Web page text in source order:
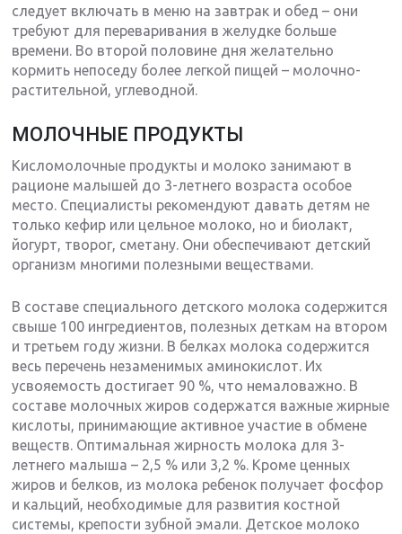
следует включать в меню на завтрак и обед – они
требуют для переваривания в желудке больше
времени. Во второй половине дня желательно
кормить непоседу более легкой пищей – молочно-
растительной, углеводной.
МОЛОЧНЫЕ ПРОДУКТЫ
Кисломолочные продукты и молоко занимают в
рационе малышей до 3-летнего возраста особое
место. Специалисты рекомендуют давать детям не
только кефир или цельное молоко, но и биолакт,
йогурт, творог, сметану. Они обеспечивают детский
организм многими полезными веществами.
В составе специального детского молока содержится
свыше 100 ингредиентов, полезных деткам на втором
и третьем году жизни. В белках молока содержится
весь перечень незаменимых аминокислот. Их
усвояемость достигает 90 %, что немаловажно. В
составе молочных жиров содержатся важные жирные
кислоты, принимающие активное участие в обмене
веществ. Оптимальная жирность молока для 3-
летнего малыша – 2,5 % или 3,2 %. Кроме ценных
жиров и белков, из молока ребенок получает фосфор
и кальций, необходимые для развития костной
системы, крепости зубной эмали. Детское молоко